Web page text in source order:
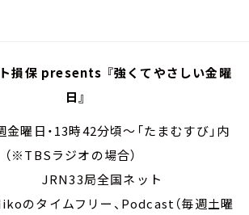
損保 presents 『強くてやさしい金曜
日』
金曜日・13時42分頃～「たまむすび」内
（※TBSラジオの場合）
局全国ネット
ムフリー、Podcast（毎週土曜